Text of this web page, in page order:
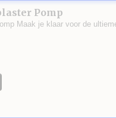
Pomp
Maak je klaar voor de